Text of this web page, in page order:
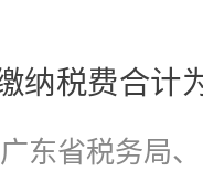
纳税费合计
东省税务局